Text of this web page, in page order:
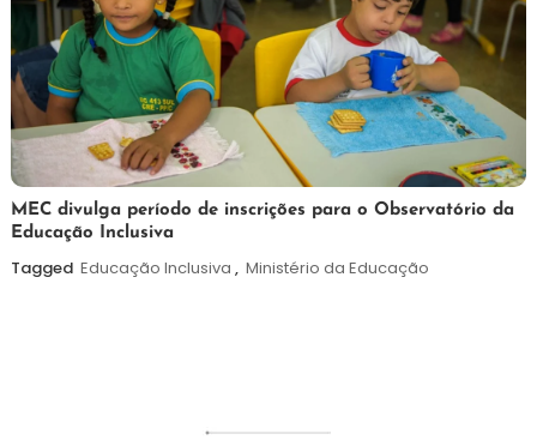
7
de
agosto
Maurilio
MEC divulga período de inscrições para o Observatório da
Educação Inclusiva
Tagged Educação Inclusiva , Ministério da Educação